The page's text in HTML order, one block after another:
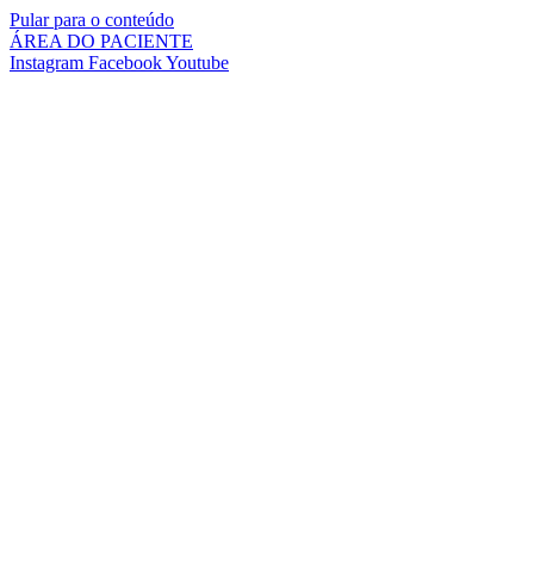
Pular para o conteúdo
ÁREA DO PACIENTE
Instagram FacebookYoutube